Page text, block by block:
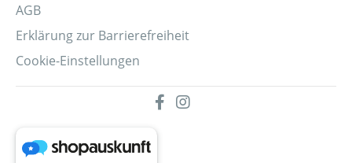
AGB
Erklärung zur Barrierefreiheit
Cookie-Einstellungen